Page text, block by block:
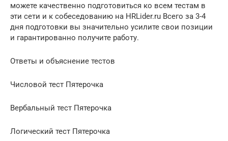
можете качественно подготовиться ко всем тестам в
эти сети и к собеседованию на HRLider.ru Всего за 3-4
дня подготовки вы значительно усилите свои позиции
и гарантированно получите работу.
Ответы и объяснение тестов
Числовой тест Пятерочка
Вербальный тест Пятерочка
Логический тест Пятерочка